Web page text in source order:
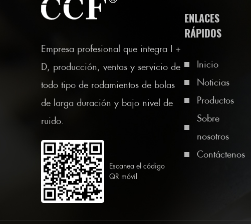
Empresa profesional que integra I +
D, producción, ventas y servicio de
todo tipo de rodamientos de bolas
de larga duración y bajo nivel de
ruido.
Escanea el código
QR móvil
ENLACES
RÁPIDOS
Inicio
Noticias
Productos
Sobre
nosotros
Contáctenos